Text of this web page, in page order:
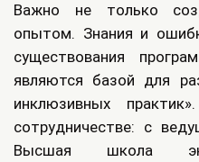
Важно не только
опытом. Знания и
существования
являются базой для
инклюзивных
сотрудничестве: с
Высшая школа